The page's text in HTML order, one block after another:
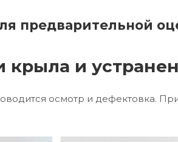
предварительной
крыла и
осмотр и дефектовка.